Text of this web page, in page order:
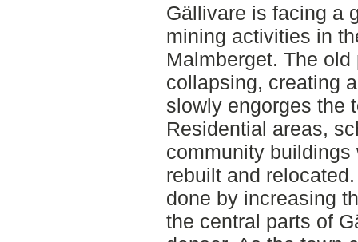
Gällivare is facing a
mining activities in
Malmberget. The
collapsing, creating
slowly engorges the
Residential areas,
community
rebuilt and
done by increasing
the central parts of